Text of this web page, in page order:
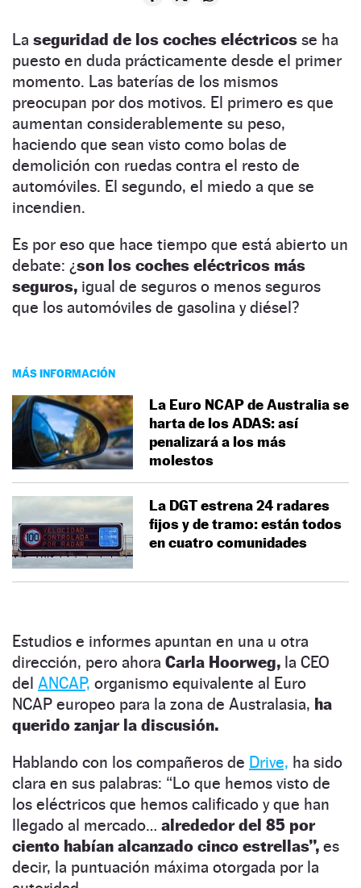
La seguridad de los coches eléctricos se ha
puesto en duda prácticamente desde el primer
momento. Las baterías de los mismos
preocupan por dos motivos. El primero es que
aumentan considerablemente su peso,
haciendo que sean visto como bolas de
demolición con ruedas contra el resto de
automóviles. El segundo, el miedo a que se
incendien.
Es por eso que hace tiempo que está abierto un
debate: ¿son los coches eléctricos más
seguros, igual de seguros o menos seguros
que los automóviles de gasolina y diésel?
MÁS INFORMACIÓN
La Euro NCAP de Australia se
harta de los ADAS: así
penalizará a los más
molestos
La DGT estrena 24 radares
fijos y de tramo: están todos
en cuatro comunidades
Estudios e informes apuntan en una u otra
dirección, pero ahora Carla Hoorweg, la CEO
del ANCAP, organismo equivalente al Euro
NCAP europeo para la zona de Australasia, ha
querido zanjar la discusión.
Hablando con los compañeros de Drive, ha sido
clara en sus palabras: “Lo que hemos visto de
los eléctricos que hemos calificado y que han
llegado al mercado… alrededor del 85 por
ciento habían alcanzado cinco estrellas”, es
decir, la puntuación máxima otorgada por la